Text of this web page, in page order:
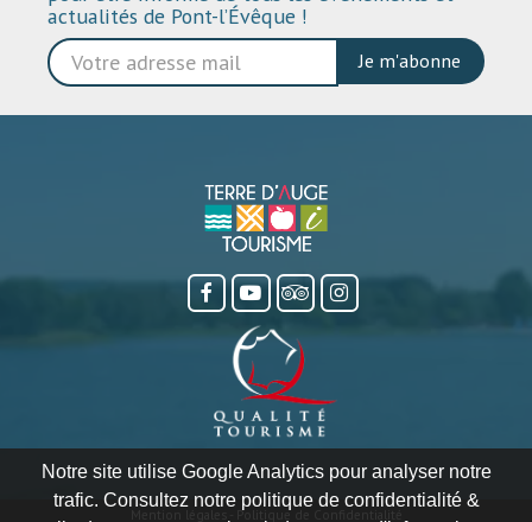
Notre site utilise Google Analytics pour analyser notre
trafic. Consultez notre politique de confidentialité &
actualités de Pont-l’Évêque !
Je m'abonne
Politique de Confidentialité